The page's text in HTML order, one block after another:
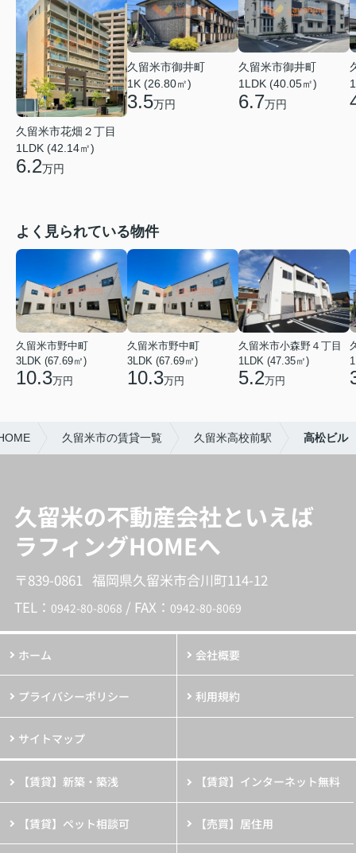
久留米市花畑２丁目
1LDK (42.14㎡)
6.2万円
久留米市御井町
1K (26.80㎡)
3.5万円
久留米市御井町
1LDK (40.05㎡)
6.7万円
よく見られている物件
久留米市野中町
3LDK (67.69㎡)
10.3万円
久留米市野中町
3LDK (67.69㎡)
10.3万円
久留米市小森野４丁目
1LDK (47.35㎡)
5.2万円
久留米市の賃貸一覧 久留米高校前駅 高松ビル
久留米の不動産会社といえば
ラフィングHOMEへ
〒839-0861 福岡県久留米市合川町114-12
TEL： 0942-80-8068 / FAX： 0942-80-8069
ホーム 会社概要
プライバシーポリシー 利用規約
サイトマップ
【賃貸】新築・築浅 【賃貸】インターネット無料
【賃貸】ペット相談可 【売買】居住用